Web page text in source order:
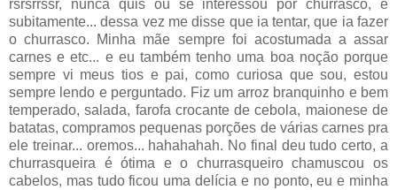
rsrsrrssr, nunca quis ou se interessou por churrasco, e
subitamente... dessa vez me disse que ia tentar, que ia fazer
o churrasco. Minha mãe sempre foi acostumada a assar
carnes e etc... e eu também tenho uma boa noção porque
sempre vi meus tios e pai, como curiosa que sou, estou
sempre lendo e perguntado. Fiz um arroz branquinho e bem
temperado, salada, farofa crocante de cebola, maionese de
batatas, compramos pequenas porções de várias carnes pra
ele treinar... oremos... hahahahah. No final deu tudo certo, a
churrasqueira é ótima e o churrasqueiro chamuscou os
cabelos, mas tudo ficou uma delícia e no ponto, eu e minha